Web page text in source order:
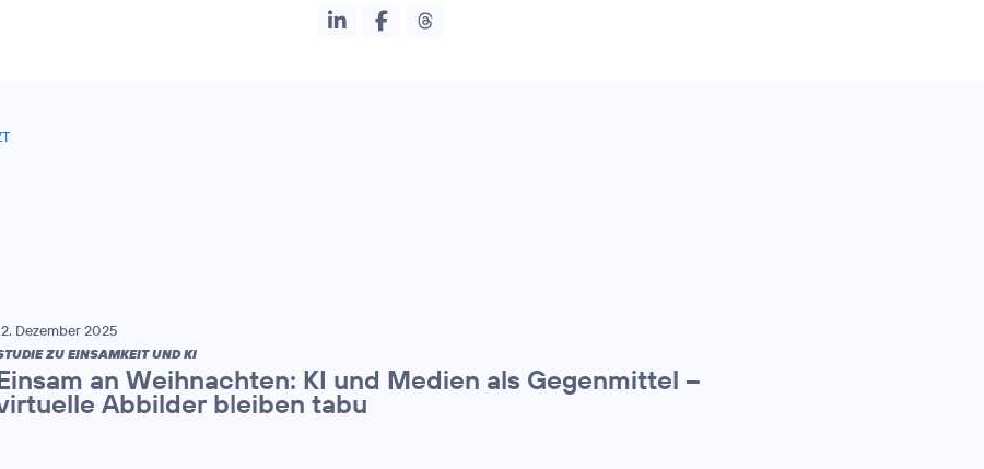
Dezember 2025
ZU EINSAMKEIT UND KI
an Weihnachten: KI und Medien als Gegenmittel –
Abbilder bleiben tabu